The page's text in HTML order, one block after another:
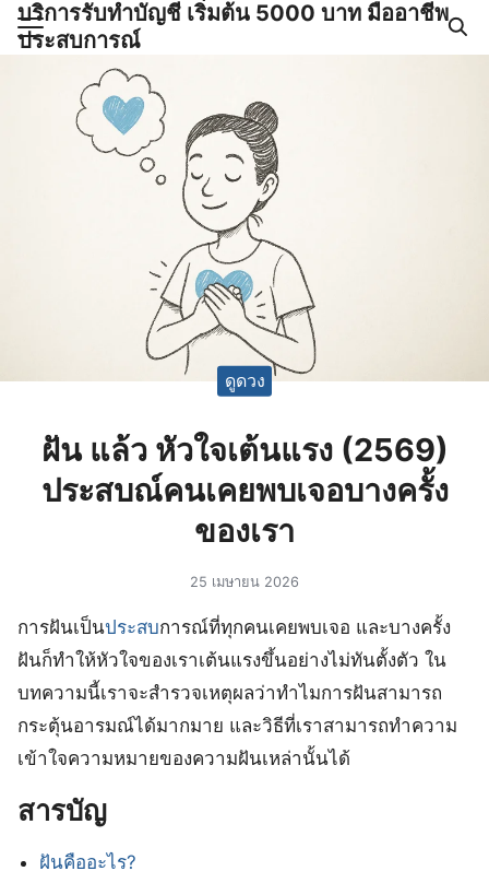
Skipบริการรับทำบัญชี เริ่มต้น 5000 บาท มืออาชีพ
ประสบการณ์
ญชีและภาษีครบวงจร |
ดูดวง
ฝัน แล้ว หัวใจเต้นแรง (2569)
ประสบณ์คนเคยพบเจอบางครั้ง
ของเรา
25 เมษายน 2026
การฝันเป็นประสบการณ์ที่ทุกคนเคยพบเจอ และบางครั้ง
ฝันก็ทำให้หัวใจของเราเต้นแรงขึ้นอย่างไม่ทันตั้งตัว ใน
บทความนี้เราจะสำรวจเหตุผลว่าทำไมการฝันสามารถ
กระตุ้นอารมณ์ได้มากมาย และวิธีที่เราสามารถทำความ
เข้าใจความหมายของความฝันเหล่านั้นได้
สารบัญ
ฝันคืออะไร?